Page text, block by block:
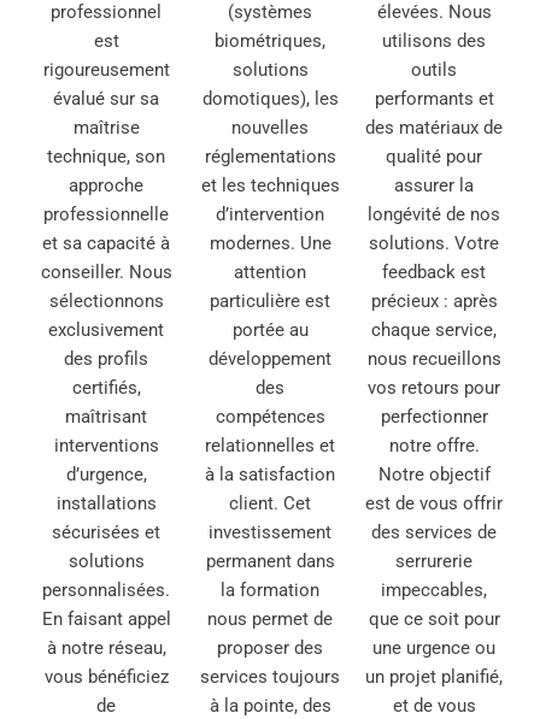
professionnel
est
rigoureusement
évalué sur sa
maîtrise
technique, son
approche
professionnelle
et sa capacité à
conseiller. Nous
sélectionnons
exclusivement
des profils
certifiés,
maîtrisant
interventions
d’urgence,
installations
sécurisées et
solutions
personnalisées.
En faisant appel
à notre réseau,
vous bénéficiez
de
(systèmes
biométriques,
solutions
domotiques), les
nouvelles
réglementations
et les techniques
d’intervention
modernes. Une
attention
particulière est
portée au
développement
des
compétences
relationnelles et
à la satisfaction
client. Cet
investissement
permanent dans
la formation
nous permet de
proposer des
services toujours
à la pointe, des
élevées. Nous
utilisons des
outils
performants et
des matériaux de
qualité pour
assurer la
longévité de nos
solutions. Votre
feedback est
précieux : après
chaque service,
nous recueillons
vos retours pour
perfectionner
notre offre.
Notre objectif
est de vous offrir
des services de
serrurerie
impeccables,
que ce soit pour
une urgence ou
un projet planifié,
et de vous